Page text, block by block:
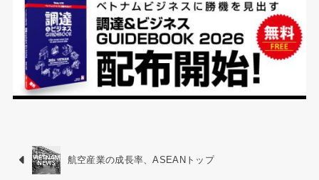
航空産業の成長率、ASEANトップ